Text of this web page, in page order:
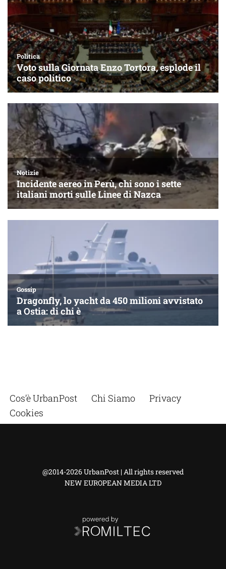
Cos’è UrbanPost Chi Siamo
Privacy
Cookies
@2014-2026 UrbanPost | All rights reserved
NEW EUROPEAN MEDIA LTD